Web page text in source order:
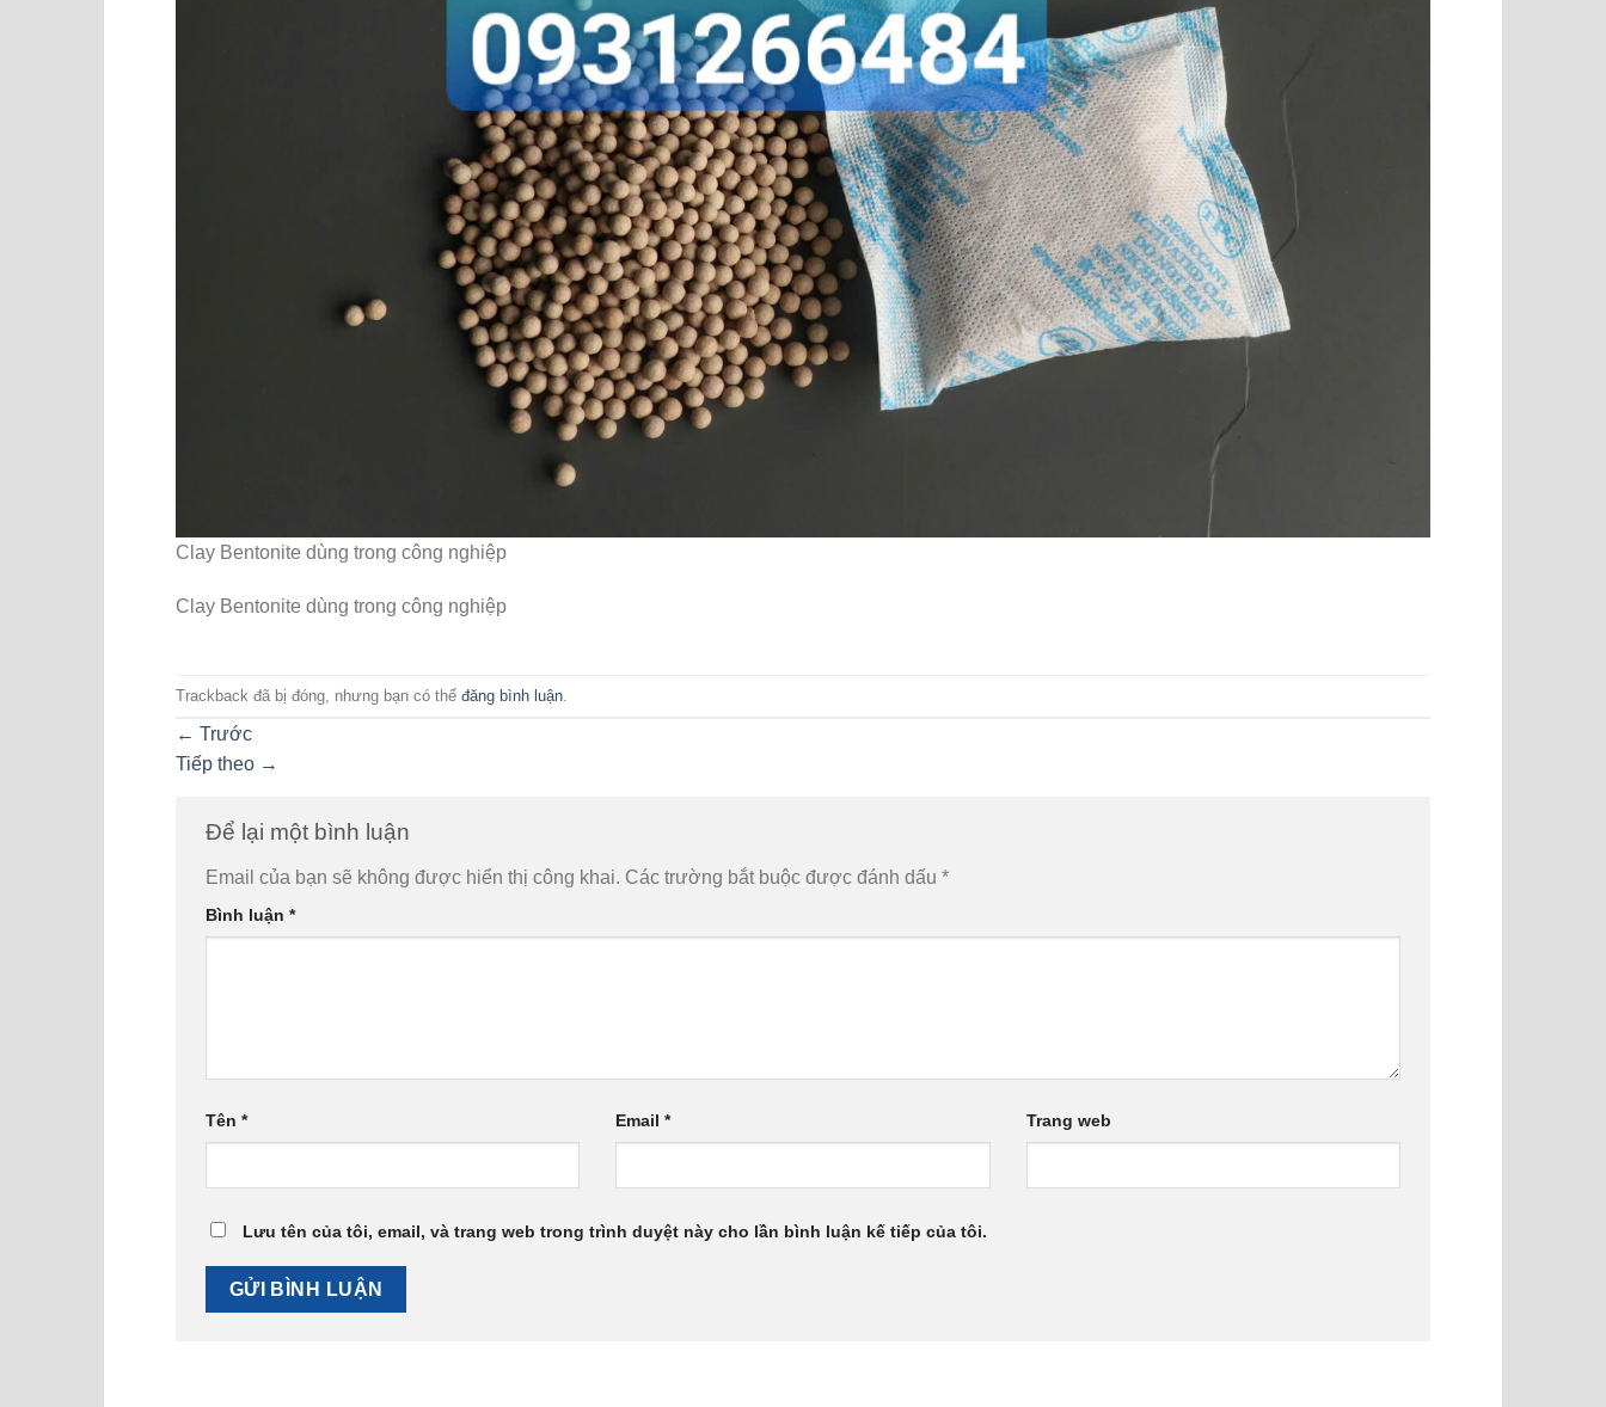
Clay Bentonite dùng trong công nghiệp
Clay Bentonite dùng trong công nghiệp
Trackback đã bị đóng, nhưng bạn có thể đăng bình luận
← Trước
Tiếp theo →
Để lại một bình luận
Email của bạn sẽ không được hiển thị công khai. Các trường bắt buộc được đánh dấu *
Bình luận *
Tên * Email* Trang web
Lưu tên của tôi, email, và trang web trong trình duyệt này cho lần bình luận kế tiếp của tôi.